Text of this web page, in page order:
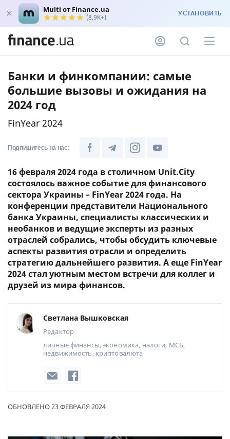
Multi от Finance.ua
(8,9K+) УСТАНОВИТЬ
Банки и финкомпании: самые
большие вызовы и ожидания на
2024 год
FinYear 2024
Подпишитесь на нас:
16 февраля 2024 года в столичном Unit.City
состоялось важное событие для финансового
сектора Украины – FinYear 2024 года. На
конференции представители Национального
банка Украины, специалисты классических и
необанков и ведущие эксперты из разных
отраслей собрались, чтобы обсудить ключевые
аспекты развития отрасли и определить
стратегию дальнейшего развития. А еще FinYear
2024 стал уютным местом встречи для коллег и
друзей из мира финансов.
Светлана Вышковская
Редактор
личные финансы, экономика, налоги, МСБ,
недвижимость, криптовалюта
ОБНОВЛЕНО 23 ФЕВРАЛЯ 2024